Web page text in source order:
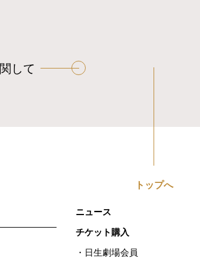
して
トップへ
ニュース
チケット購入
日生劇場会員